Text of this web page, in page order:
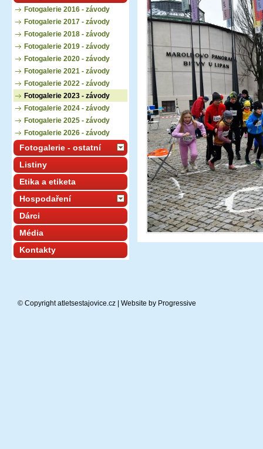
Fotogalerie 2016 - závody
Fotogalerie 2017 - závody
Fotogalerie 2018 - závody
Fotogalerie 2019 - závody
Fotogalerie 2020 - závody
Fotogalerie 2021 - závody
Fotogalerie 2022 - závody
Fotogalerie 2023 - závody
Fotogalerie 2024 - závody
Fotogalerie 2025 - závody
Fotogalerie 2026 - závody
Fotogalerie - ostatní
Listiny
Etika a etiketa
Hospodaření
Dárci
Média
Kontakty
© Copyright atletsestajovice.cz | Website by Progressive